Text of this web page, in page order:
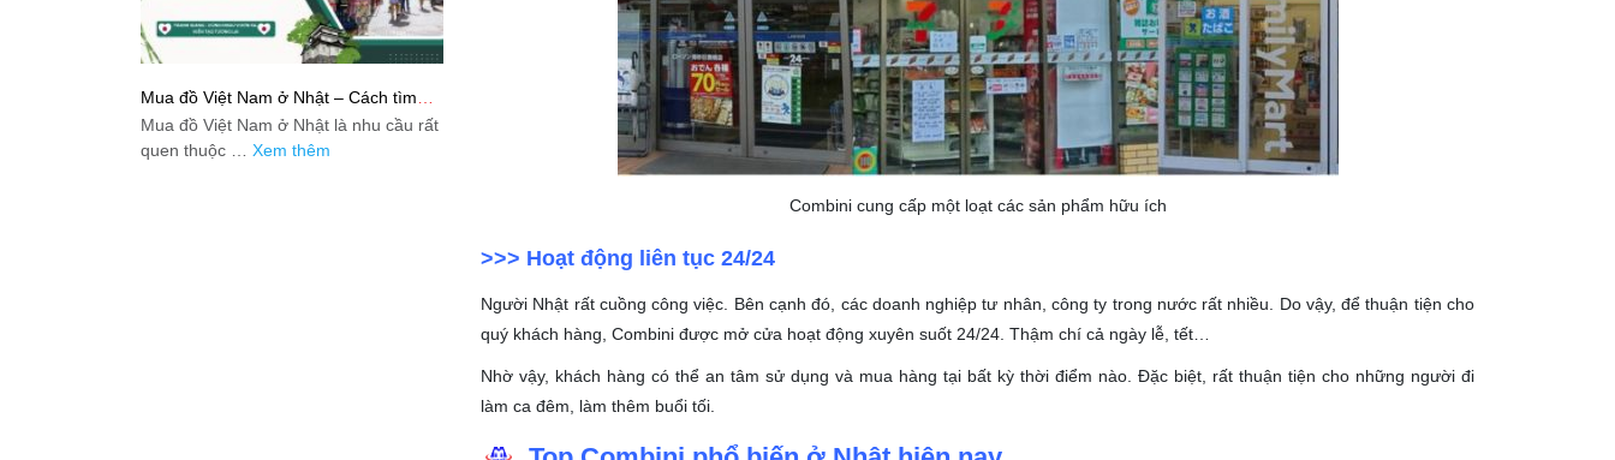
Combini cung cấp một loạt các sản phẩm hữu ích
>>> Hoạt động liên tục 24/24
Người Nhật rất cuồng công việc. Bên cạnh đó, các doanh nghiệp tư nhân, công ty trong nước rất nhiều. Do vậy, để thuận tiện cho
quý khách hàng, Combini được mở cửa hoạt động xuyên suốt 24/24. Thậm chí cả ngày lễ, tết…
Nhờ vậy, khách hàng có thể an tâm sử dụng và mua hàng tại bất kỳ thời điểm nào. Đặc biệt, rất thuận tiện cho những người đi
làm ca đêm, làm thêm buổi tối.
Mua đồ Việt Nam ở Nhật – Cách tìm
mua tiện lợi, tiết kiệm cho người xa quê
Mua đồ Việt Nam ở Nhật là nhu cầu rất
quen thuộc … Xem thêm